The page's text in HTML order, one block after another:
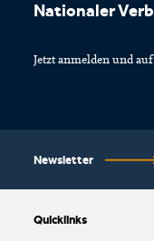
Quicklinks
Nationaler
Jetzt anmelden und
Newsletter